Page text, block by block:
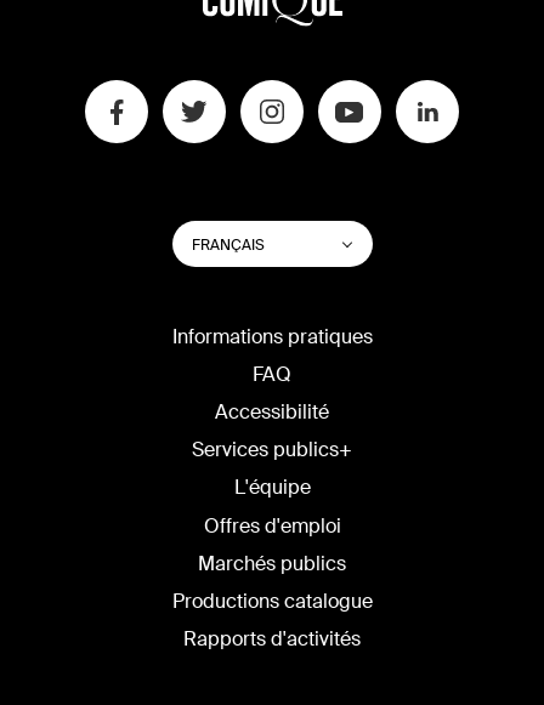
CHANGER
LA
LANGUE
FRANÇAIS Lister les actions
Informations pratiques
FAQ
Accessibilité
Services publics+
L'équipe
Offres d'emploi
Marchés publics
Productions catalogue
Rapports d'activités